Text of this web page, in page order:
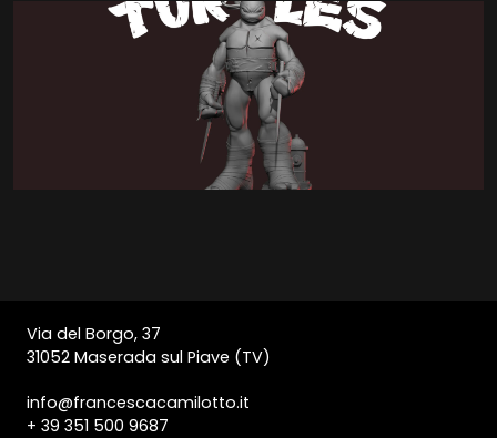
Via del Borgo, 37
31052 Maserada sul Piave (TV)
info@francescacamilotto.it
+ 39 351 500 9687